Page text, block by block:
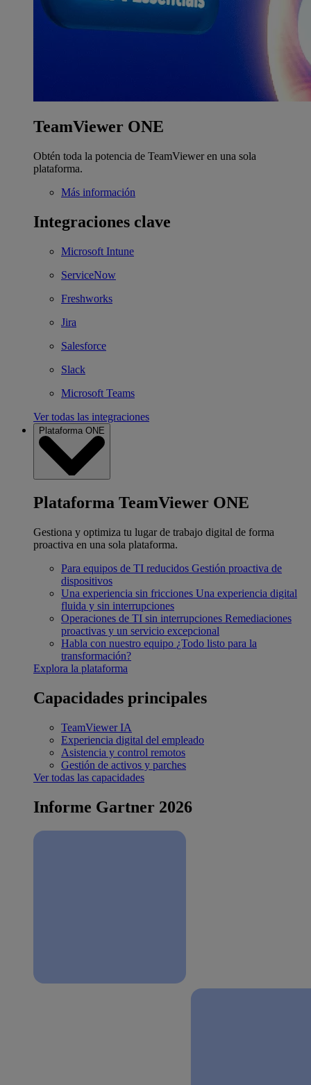
TeamViewer ONE
Obtén toda la potencia de TeamViewer en una sola
plataforma.
Más información
Integraciones clave
Microsoft Intune
ServiceNow
Freshworks
Jira
Salesforce
Slack
Microsoft Teams
Ver todas las integraciones
Plataforma ONE
Plataforma TeamViewer ONE
Gestiona y optimiza tu lugar de trabajo digital de forma
proactiva en una sola plataforma.
Para equipos de TI reducidos Gestión proactiva de
dispositivos
Una experiencia sin fricciones Una experiencia digital
fluida y sin interrupciones
Operaciones de TI sin interrupciones Remediaciones
proactivas y un servicio excepcional
Habla con nuestro equipo ¿Todo listo para la
transformación?
Explora la plataforma
Capacidades principales
TeamViewer IA
Experiencia digital del empleado
Asistencia y control remotos
Gestión de activos y parches
Ver todas las capacidades
Informe Gartner 2026